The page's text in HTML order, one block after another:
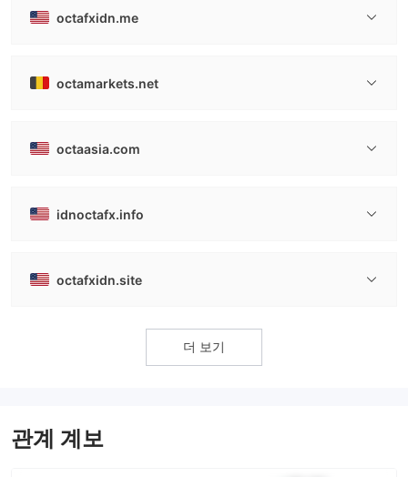
octafxidn.me
octamarkets.net
octaasia.com
idnoctafx.info
octafxidn.site
더 보기
관계 계보